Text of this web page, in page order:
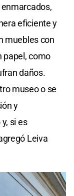
eficiente y
muebles con
papel, como
daños.
museo o se
y
si es
Leiva